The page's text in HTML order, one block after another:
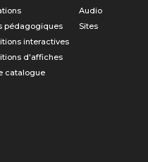
pédagogiques
interactives
d'affiches
catalogue
Audio
Sites